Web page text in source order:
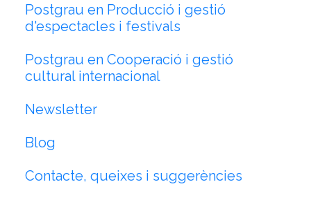
Postgrau en Producció i gestió
d'espectacles i festivals
Postgrau en Cooperació i gestió
cultural internacional
Newsletter
Blog
Contacte, queixes i suggerències